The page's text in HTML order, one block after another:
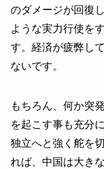
のダメージが回復
ような実力行使を
す。経済が疲弊し
ないです。
もちろん、何か突
を起こす事も充分
独立へと強く舵を
れば、中国は大き